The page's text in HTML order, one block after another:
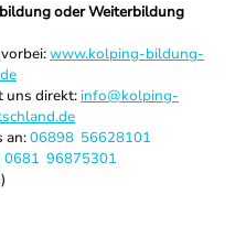
oder Weiterbildung
www.kolping-bildung-
uns direkt: info@kolping-
an: 06898  56628101
0681  96875301